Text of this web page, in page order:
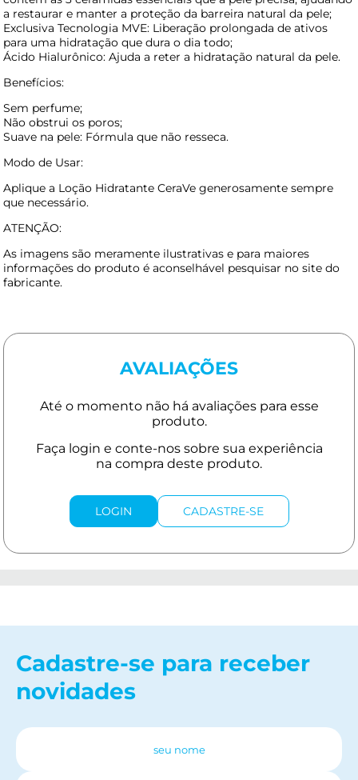
a restaurar e manter a proteção da barreira natural da pele;
Exclusiva Tecnologia MVE: Liberação prolongada de ativos
para uma hidratação que dura o dia todo;
Ácido Hialurônico: Ajuda a reter a hidratação natural da pele.
Benefícios:
Sem perfume;
Não obstrui os poros;
Suave na pele: Fórmula que não resseca.
Modo de Usar:
Aplique a Loção Hidratante CeraVe generosamente sempre
que necessário.
ATENÇÃO:
As imagens são meramente ilustrativas e para maiores
informações do produto é aconselhável pesquisar no site do
fabricante.
AVALIAÇÕES
LOGIN CADASTRE-SE
Cadastre-se para receber
novidades